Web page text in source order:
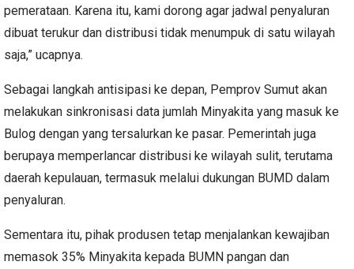
pemerataan. Karena itu, kami dorong agar jadwal penyaluran
dibuat terukur dan distribusi tidak menumpuk di satu wilayah
saja,” ucapnya.
Sebagai langkah antisipasi ke depan, Pemprov Sumut akan
melakukan sinkronisasi data jumlah Minyakita yang masuk ke
Bulog dengan yang tersalurkan ke pasar. Pemerintah juga
berupaya memperlancar distribusi ke wilayah sulit, terutama
daerah kepulauan, termasuk melalui dukungan BUMD dalam
penyaluran.
Sementara itu, pihak produsen tetap menjalankan kewajiban
memasok 35% Minyakita kepada BUMN pangan dan